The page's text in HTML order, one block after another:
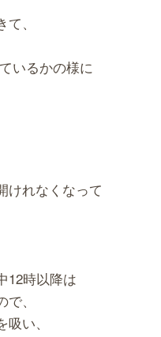
、
いるかの様に
けれなくなって
12時以降は
、
い、